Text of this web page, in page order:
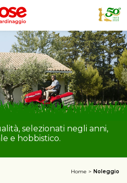
selezionati negli anni,
e hobbistico.
Home Noleggio